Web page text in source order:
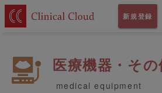
新規登録
医療機器・その
medical equipment